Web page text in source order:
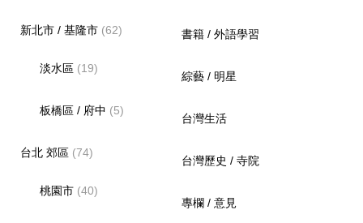
新北市 / 基隆市(62)
淡水區 (19)
板橋區 / 府中 (5)
台北 郊區(74)
桃園市 (40)
書籍 / 外語學習
綜藝 / 明星
台灣生活
台灣歷史 / 寺院
專欄 / 意見